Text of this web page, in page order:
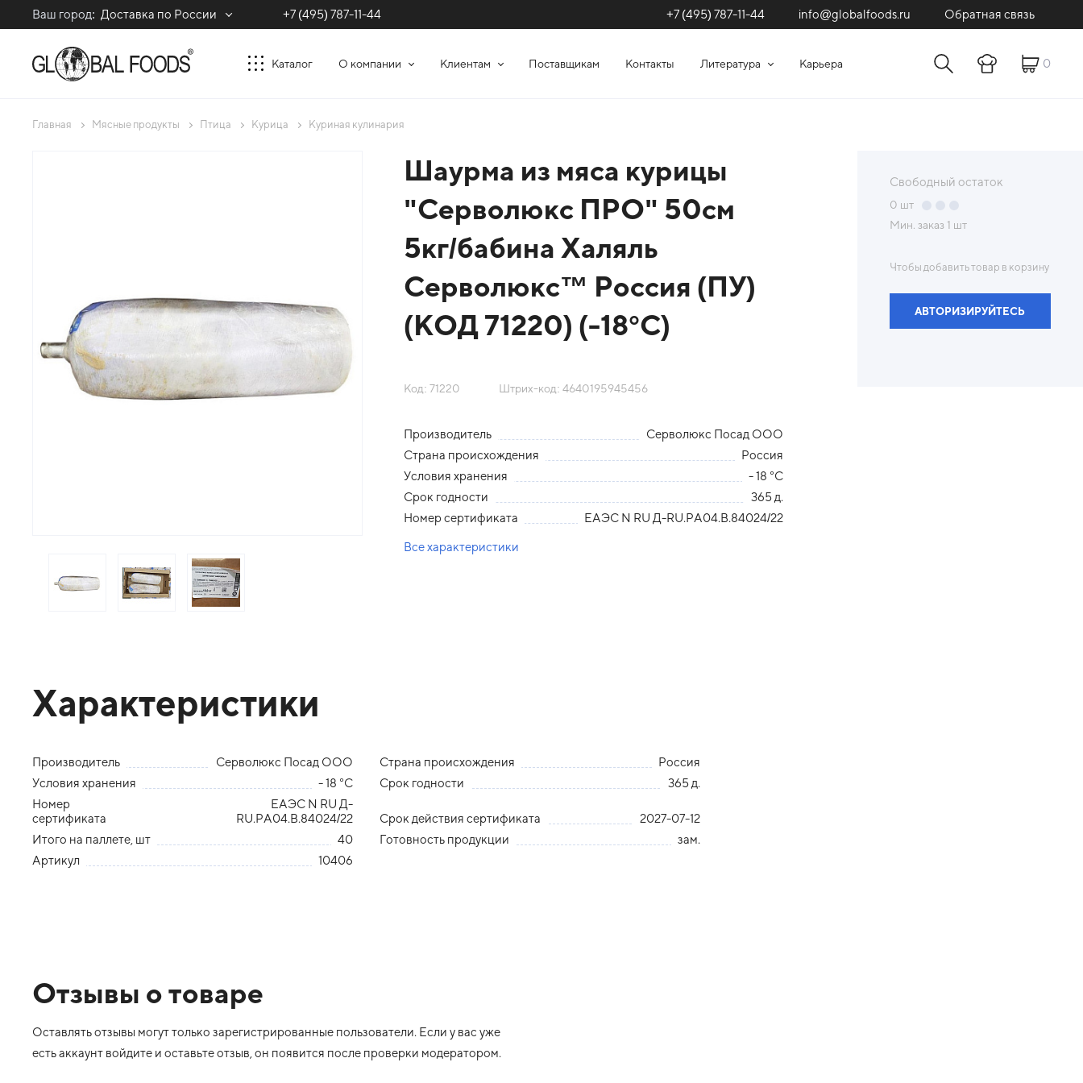
Ваш город: Доставка по России +7 (495) 787-11-44 +7 (495) 787-11-44 info@globalfoods.ru Обратная связь
Каталог О компании Клиентам Поставщикам Контакты Литература Карьера 0
Главная Мясные продукты Птица Курица Куриная кулинария
Шаурма из мяса курицы
"Серволюкс ПРО" 50см
5кг/бабина Халяль
Серволюкс™ Россия (ПУ)
(КОД 71220) (-18°С)
Код: 71220 Штрих-код: 4640195945456
Производитель
Серволюкс Посад ООО
Страна происхождения
Россия
Условия хранения
- 18 °С
Срок годности
365 д.
Номер сертификата
ЕАЭС N RU Д-RU.РА04.В.84024/22
Все характеристики
Характеристики
Производитель Серволюкс Посад ООО Страна происхождения
Россия
Условия хранения
- 18 °С Срок годности
365 д.
Номер
сертификата
ЕАЭС N RU Д-
RU.РА04.В.84024/22
Срок действия сертификата
2027-07-12
Итого на паллете, шт
40 Готовность продукции
зам.
Артикул
10406
Отзывы о товаре
Оставлять отзывы могут только зарегистрированные пользователи. Если у вас уже
есть аккаунт войдите и оставьте отзыв, он появится после проверки модератором.
Свободный остаток
0 шт
Мин. заказ 1 шт
Чтобы добавить товар в корзину
АВТОРИЗИРУЙТЕСЬ